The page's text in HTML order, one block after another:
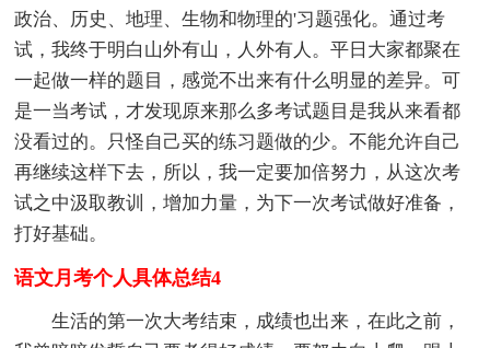
政治、历史、地理、生物和物理的'习题强化。通过考
试，我终于明白山外有山，人外有人。平日大家都聚在
一起做一样的题目，感觉不出来有什么明显的差异。可
是一当考试，才发现原来那么多考试题目是我从来看都
没看过的。只怪自己买的练习题做的少。不能允许自己
再继续这样下去，所以，我一定要加倍努力，从这次考
试之中汲取教训，增加力量，为下一次考试做好准备，
打好基础。
语文月考个人具体总结4
生活的第一次大考结束，成绩也出来，在此之前，